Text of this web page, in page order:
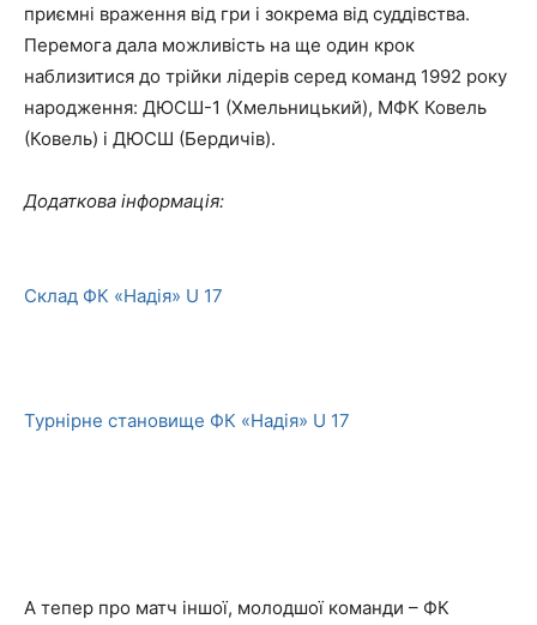
приємні враження від гри і зокрема від суддівства.
Перемога дала можливість на ще один крок
наблизитися до трійки лідерів серед команд 1992 року
народження: ДЮСШ-1 (Хмельницький), МФК Ковель
(Ковель) і ДЮСШ (Бердичів).
Додаткова інформація:
Склад ФК «Надія» U 17
Турнірне становище ФК «Надія» U 17
А тепер про матч іншої, молодшої команди – ФК